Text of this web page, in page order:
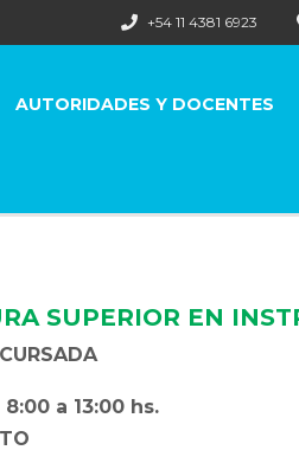
+54 11 4381 6923
AUTORIDADES Y DOCENTES
SUPERIOR EN
a 13:00 hs.